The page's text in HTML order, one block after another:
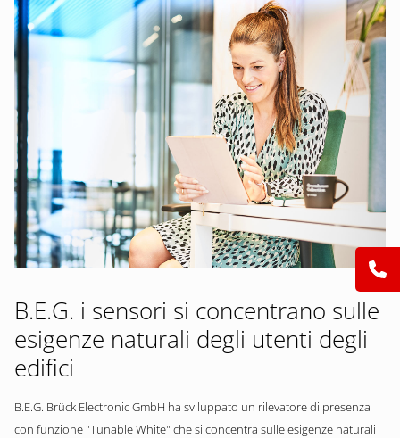
B.E.G. i sensori si concentrano sulle
esigenze naturali degli utenti degli
edifici
B.E.G. Brück Electronic GmbH ha sviluppato un rilevatore di presenza
con funzione "Tunable White" che si concentra sulle esigenze naturali